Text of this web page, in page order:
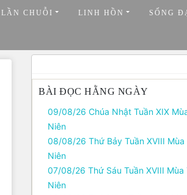
LẦN CHUỖI LINH HỒN SỐNG
BÀI ĐỌC HẰNG NGÀY
09/08/26 Chúa Nhật Tuần XIX
Niên
08/08/26 Thứ Bảy Tuần XVIII Mùa
Niên
07/08/26 Thứ Sáu Tuần XVIII Mùa
Niên